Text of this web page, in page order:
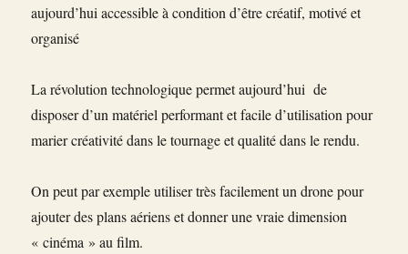
aujourd’hui accessible à condition d’être créatif, motivé et
organisé
La révolution technologique permet aujourd’hui de
disposer d’un matériel performant et facile d’utilisation pour
marier créativité dans le tournage et qualité dans le rendu.
On peut par exemple utiliser très facilement un drone pour
ajouter des plans aériens et donner une vraie dimension
« cinéma » au film.